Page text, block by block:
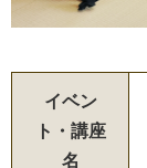
イベン
ト・講座
名